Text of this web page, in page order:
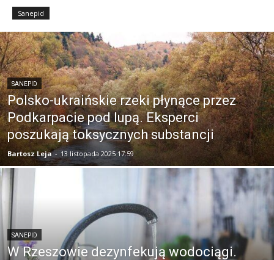
Sanepid
SANEPID
Polsko-ukraińskie rzeki płynące przez
Podkarpacie pod lupą. Eksperci
poszukają toksycznych substancji
Bartosz Leja - 13 listopada 2025 17:59
SANEPID
W Rzeszowie dezynfekują wodociągi.